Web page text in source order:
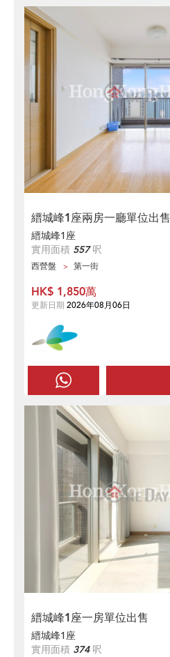
縉城峰1座兩房一廳單位出售
縉城峰1座
實用面積 557呎
西營盤 第一街
HK$ 1,850萬
更新日期 2026年08月06日
縉城峰1座一房單位出售
縉城峰1座
實用面積 374呎